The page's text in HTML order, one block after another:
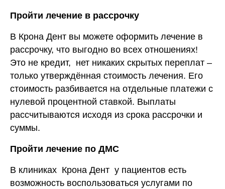
Пройти лечение в рассрочку
В Крона Дент вы можете оформить лечение в
рассрочку, что выгодно во всех отношениях!
Это не кредит, нет никаких скрытых переплат –
только утверждённая стоимость лечения. Его
стоимость разбивается на отдельные платежи с
нулевой процентной ставкой. Выплаты
рассчитываются исходя из срока рассрочки и
суммы.
Пройти лечение по ДМС
В клиниках Крона Дент у пациентов есть
возможность воспользоваться услугами по